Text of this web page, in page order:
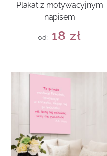
Plakat z motywacyjnym
napisem
od: 18zł